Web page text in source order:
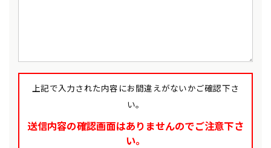
上記で入力された内容にお間違えがないかご確認下さ
い。
送信内容の確認画面はありませんのでご注意下さ
い。